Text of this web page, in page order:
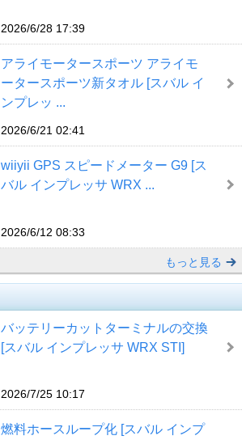
2026/6/28 17:39
アライモータースポーツ アライモ
ータースポーツ新タオル [スバル イ
ンプレッ ...
2026/6/21 02:41
wiiyii GPS スピードメーター G9 [ス
バル インプレッサ WRX ...
2026/6/12 08:33
もっと見る
バッテリーカットターミナルの交換
[スバル インプレッサ WRX STI]
2026/7/25 10:17
燃料ホースループ化 [スバル インプ